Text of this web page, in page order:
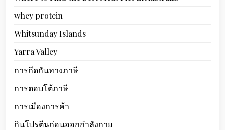
whey protein
Whitsunday Islands
Yarra Valley
การกีดกันทางภาษี
การตอบโต้ภาษี
การเมืองการค้า
กินโปรตีนก่อนออกกำลังกาย